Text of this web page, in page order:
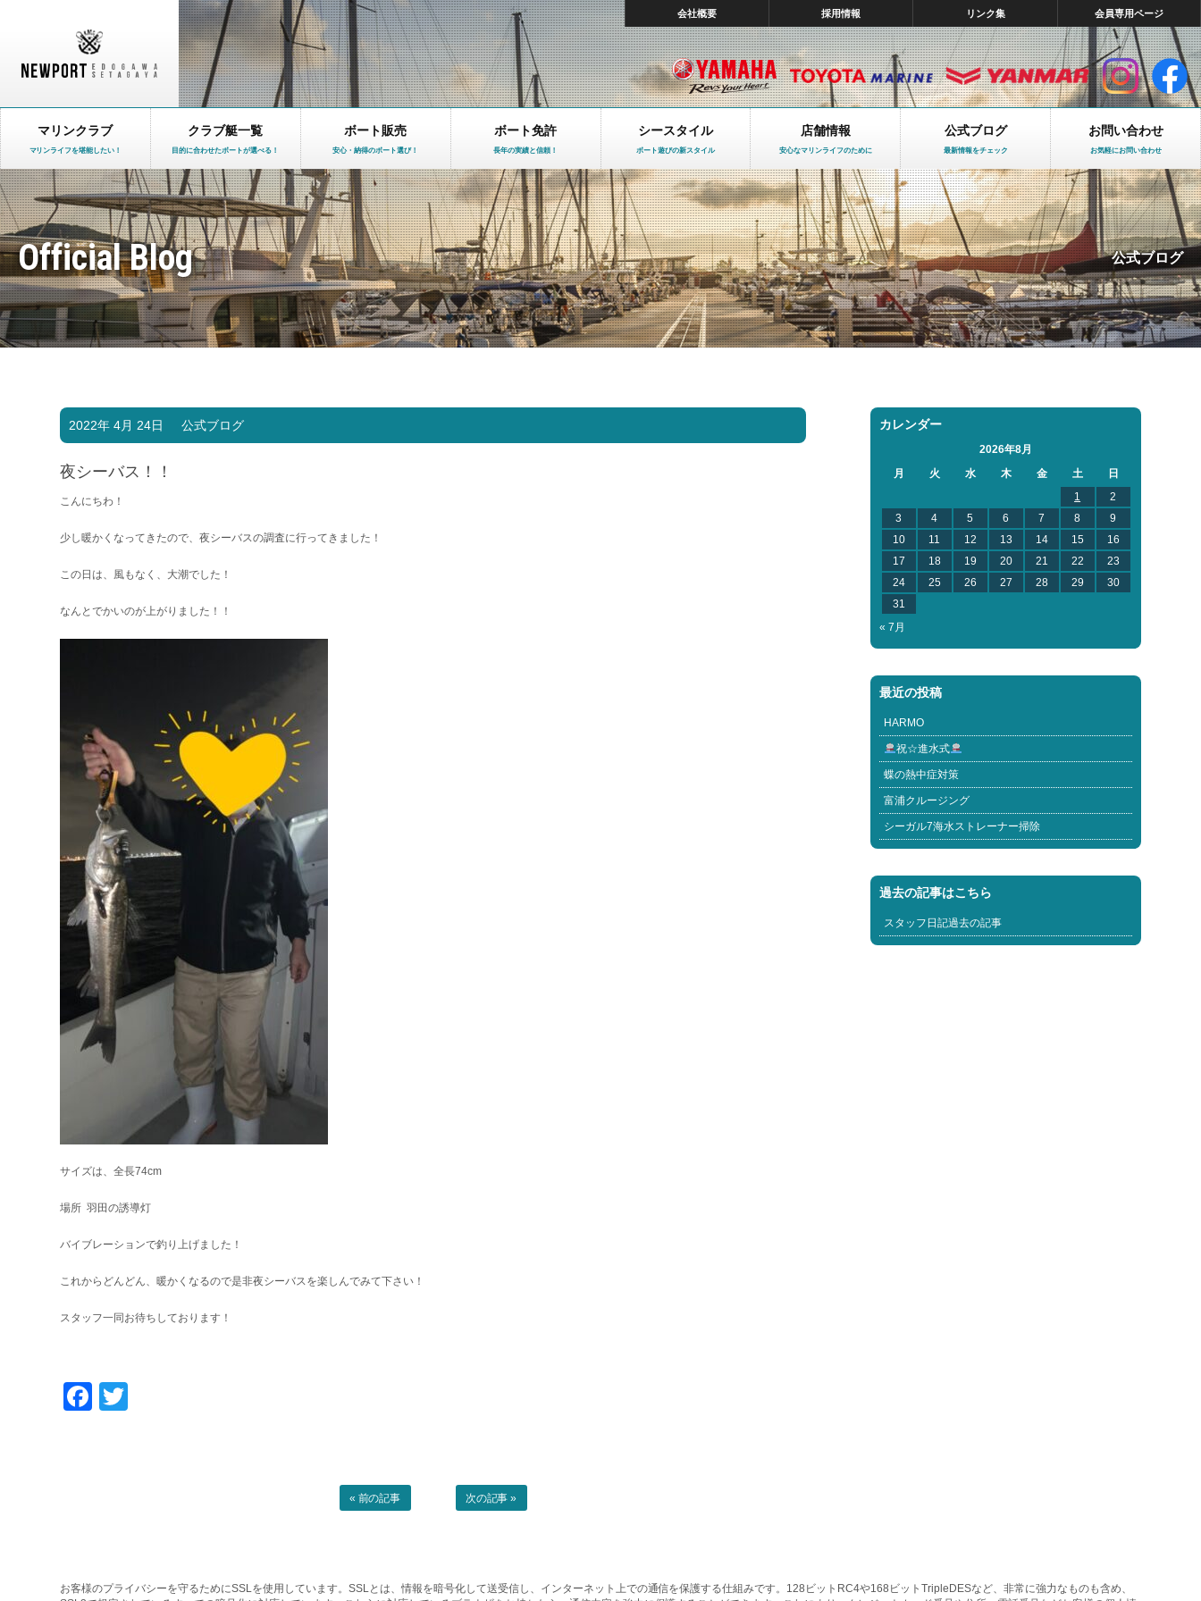
会社概要 採用情報 リンク集 会員専用ページ
マリンクラブ
マリンライフを堪能したい！
クラブ艇一覧
目的に合わせたボートが選べる！
ボート販売
安心・納得のボート選び！
ボート免許
長年の実績と信頼！
シースタイル
ボート遊びの新スタイル
店舗情報
安心なマリンライフのために
公式ブログ
最新情報をチェック
お問い合わせ
お気軽にお問い合わせ
Official Blog 公式ブログ
2022年 4月 24日 公式ブログ
夜シーバス！！
こんにちわ！
少し暖かくなってきたので、夜シーバスの調査に行ってきました！
この日は、風もなく、大潮でした！
なんとでかいのが上がりました！！
サイズは、全長74cm
場所 羽田の誘導灯
バイブレーションで釣り上げました！
これからどんどん、暖かくなるので是非夜シーバスを楽しんでみて下さい！
スタッフ一同お待ちしております！
Facebook
« 前の記事 次の記事 »
カレンダー
2026年8月
月
火 水 木 金 土
日
1
2
3
4 5 6 7 8
9
10
11 12 13 14 15
16
17
18 19 20 21 22
23
24
25 26 27 28 29
30
31
« 7月
最近の投稿
HARMO
祝☆進水式
蝶の熱中症対策
富浦クルージング
シーガル7海水ストレーナー掃除
過去の記事はこちら
スタッフ日記過去の記事
お客様のプライバシーを守るためにSSLを使用しています。SSLとは、情報を暗号化して送受信し、インターネット上での通信を保護する仕組みです。128ビットRC4や168ビットTripleDESなど、非常に強力なものも含め、